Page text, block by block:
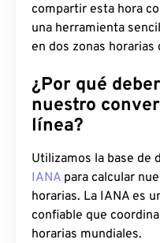
compartir esta hora
una herramienta
en dos zonas horarias
¿Por qué
nuestro
línea?
Utilizamos la base de
IANA para calcular
horarias. La IANA es
confiable que
horarias mundiales.